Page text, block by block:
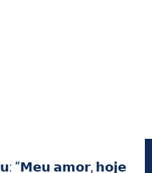
“𝗠𝗲𝘂 𝗮𝗺𝗼𝗿, 𝗵𝗼𝗷𝗲